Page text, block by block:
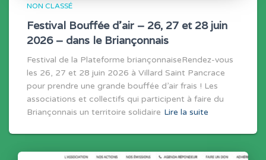
NON CLASSÉ
Festival Bouffée d’air – 26, 27 et 28 juin
2026 – dans le Briançonnais
Festival de la Plateforme briançonnaiseRendez-vous
les 26, 27 et 28 juin 2026 à Villard Saint Pancrace
pour prendre une grande bouffée d’air frais ! Les
associations et collectifs qui participent à faire du
Briançonnais un territoire solidaire Lire la suite